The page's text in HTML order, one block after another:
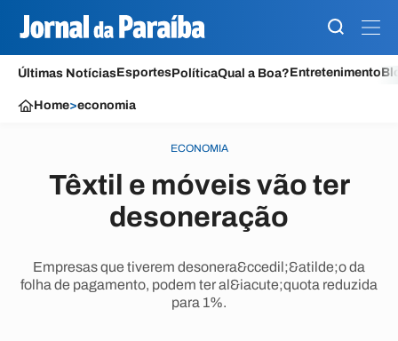
Últimas NotíciasEsportesPolíticaQual a Boa?Entretenimento
Home>economia
ECONOMIA
Têxtil e móveis vão ter
desoneração
Empresas que tiverem desonera&ccedil;&atilde;o da
folha de pagamento, podem ter al&iacute;quota reduzida
para 1%.